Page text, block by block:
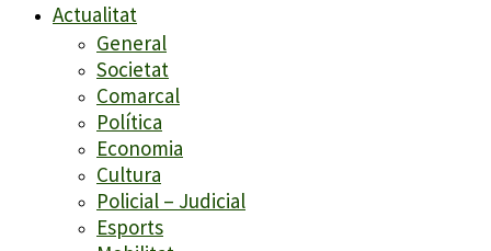
Actualitat
General
Societat
Comarcal
Política
Economia
Cultura
Policial – Judicial
Esports